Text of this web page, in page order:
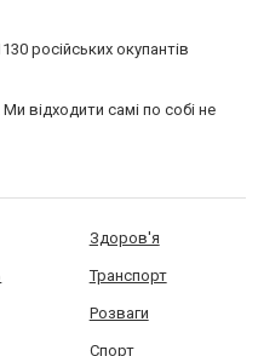
російських окупантів
відходити самі по собі не
Здоров'я
Транспорт
Розваги
Спорт